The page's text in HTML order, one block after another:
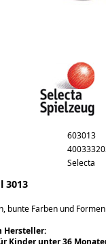
603013
Selecta
3013
bunte Farben und
Hersteller:
Kinder unter 36